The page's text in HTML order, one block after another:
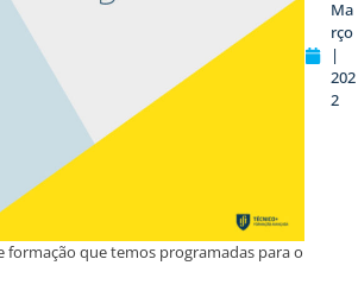
Ma
rço
|
202
2
formação que temos programadas para o